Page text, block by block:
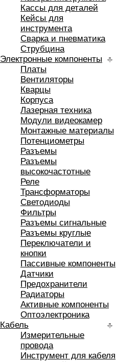
Кассы для деталей
Кейсы для
инструмента
Сварка и пневматика
Струбцина
Электронные компоненты
Платы
Вентиляторы
Кварцы
Корпуса
Лазерная техника
Модули видеокамер
Монтажные материалы
Потенциометры
Разъемы
Разъемы
высокочастотные
Реле
Трансформаторы
Светодиоды
Фильтры
Разъемы сигнальные
Разъемы круглые
Переключатели и
кнопки
Пассивные компоненты
Датчики
Предохранители
Радиаторы
Активные компоненты
Оптоэлектроника
Кабель
Измерительные
провода
Инструмент для кабеля